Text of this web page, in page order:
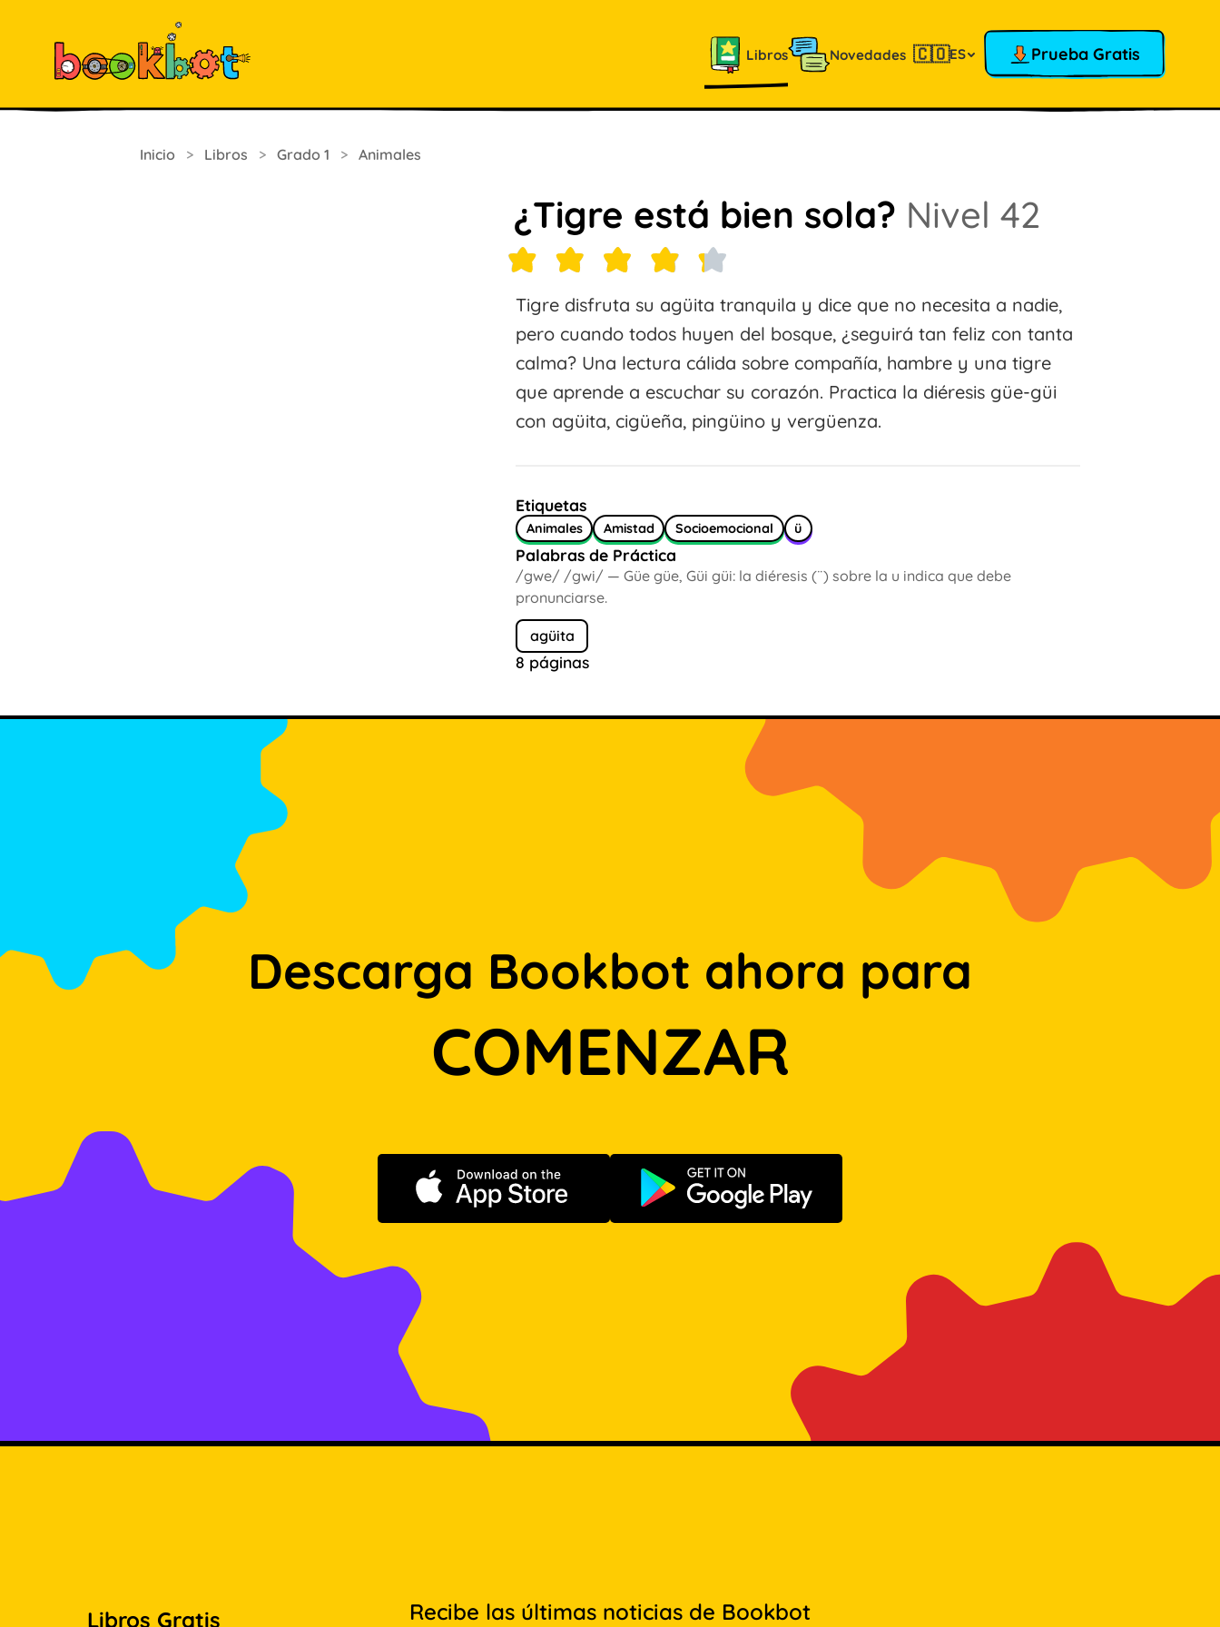
Libros Novedades 🇨🇴ES Prueba Gratis
Inicio > Libros > Grado 1 > Animales
¿Tigre está bien sola? Nivel 42
Tigre disfruta su agüita tranquila y dice que no necesita a nadie,
pero cuando todos huyen del bosque, ¿seguirá tan feliz con tanta
calma? Una lectura cálida sobre compañía, hambre y una tigre
que aprende a escuchar su corazón. Practica la diéresis güe-güi
con agüita, cigüeña, pingüino y vergüenza.
Etiquetas
Animales Amistad Socioemocional ü
Palabras de Práctica
/gwe/ /gwi/ — Güe güe, Güi güi: la diéresis (¨) sobre la u indica que debe
pronunciarse.
agüita
8 páginas
Descarga Bookbot ahora para
COMENZAR
Descargar en App Store Disponible en Google Play
Libros Gratis Recibe las últimas noticias de Bookbot